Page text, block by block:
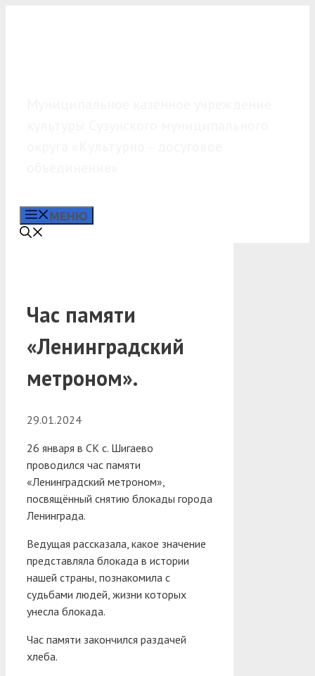
МЕНЮ
Час памяти
«Ленинградский
метроном».
29.01.2024
26 января в СК с. Шигаево
проводился час памяти
«Ленинградский метроном»,
посвящённый снятию блокады города
Ленинграда.
Ведущая рассказала, какое значение
представляла блокада в истории
нашей страны, познакомила с
судьбами людей, жизни которых
унесла блокада.
Час памяти закончился раздачей
хлеба.